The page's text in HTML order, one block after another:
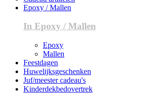
Epoxy / Mallen
In Epoxy / Mallen
Epoxy
Mallen
Feestdagen
Huwelijksgeschenken
Juf/meester cadeau's
Kinderdekbedovertrek